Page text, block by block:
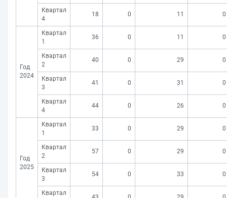
Квартал
4
18 0 11 0
Год
2024
Квартал
1
36 0 11 0
Квартал
2
40 0 29 0
Квартал
3
41 0 31 0
Квартал
4
44 0 26 0
Год
2025
Квартал
1
33 0 29 0
Квартал
2
57 0 29 0
Квартал
3
54 0 33 0
Квартал